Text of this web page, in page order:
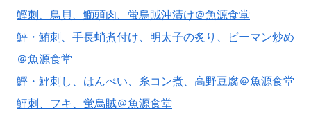
鰹刺、鳥貝、鰤頭肉、蛍烏賊沖漬け＠魚源食堂
鮃・鮪刺、手長蛸煮付け、明太子の炙り、ビーマン炒め
＠魚源食堂
鰹・鮃刺し、はんぺい、糸コン煮、高野豆腐＠魚源食堂
鮃刺、フキ、蛍烏賊＠魚源食堂